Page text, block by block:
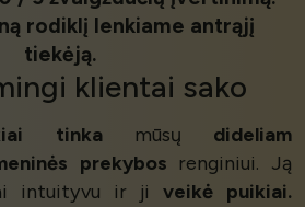
rodiklį lenkiame antrąjį
tiekėją.
klientai sako
tinkamūsų dideliam
prekybos renginiui. Ją
intuityvu ir ji veikė puikiai.